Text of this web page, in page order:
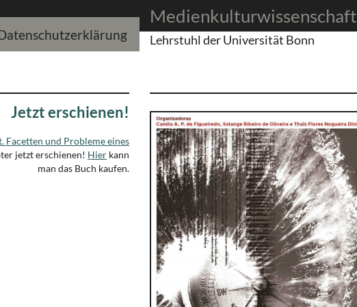
Medienkulturwissenschaft
Lehrstuhl der Universität Bonn
Jetzt erschienen!
Facetten und Probleme eines
jetzt erschienen! Hier kann
man das Buch kaufen.